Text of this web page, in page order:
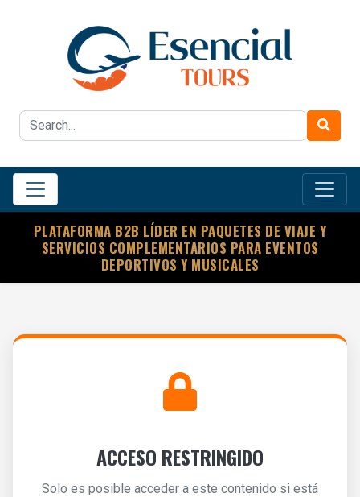
PLATAFORMA B2B LÍDER EN PAQUETES DE VIAJE Y
SERVICIOS COMPLEMENTARIOS PARA EVENTOS
DEPORTIVOS Y MUSICALES
ACCESO RESTRINGIDO
Solo es posible acceder a este contenido si está